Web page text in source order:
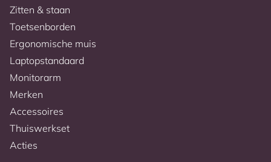
Zitten & staan
Toetsenborden
Ergonomische muis
Laptopstandaard
Monitorarm
Merken
Accessoires
Thuiswerkset
Acties